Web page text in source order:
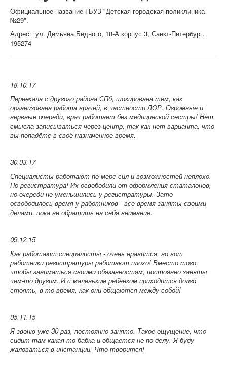
Отзывы о медицинских учреждениях
Официальное название ГБУЗ "Детская городская поликлиника
№29".
Адрес: ул. Демьяна Бедного, 18-А корпус 3, Санкт-Петербург,
195274
18.10.17
Переехала с другого района СПб, шокирована тем, как
организована работа врачей, в частности ЛОР. Огромные и
нервные очереди, врач работает без медицинской сестры! Нет
смысла записываться через центр, так как нет варианта, что
вы попадёте в своё назначенное время.
30.03.17
Специалисты работают по мере сил и возможностей неплохо.
Но регистратура! Их освободили от оформления статалонов,
но очереди не уменьшились у регистратуры. Зато
освободилось время у работников - все время заняты своими
делами, пока не обратишь на себя внимание.
09.12.15
Как работают специалисты - очень нравится, но вот
работники регистратуры работают плохо! Вместо того,
чтобы заниматься своими обязанностям, постоянно заняты
чем-то другим. И с маленьким ребёнком приходится долго
стоять, в то время, как они общаются между собой!
05.11.15
Я звоню уже 30 раз, постоянно занято. Такое ощущение, что
сидит там какая-то бабка и общается не по делу. Я буду
жаловаться в инстанции. Что творится!